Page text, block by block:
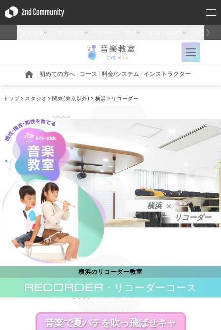
トップ スタジオ 関東(東京以外) 横浜 リコーダー
横浜
リコーダー
横浜のリコーダー教室
RECORDER ・リコーダーコース
音楽で夏バテを吹っ飛ばせキャ